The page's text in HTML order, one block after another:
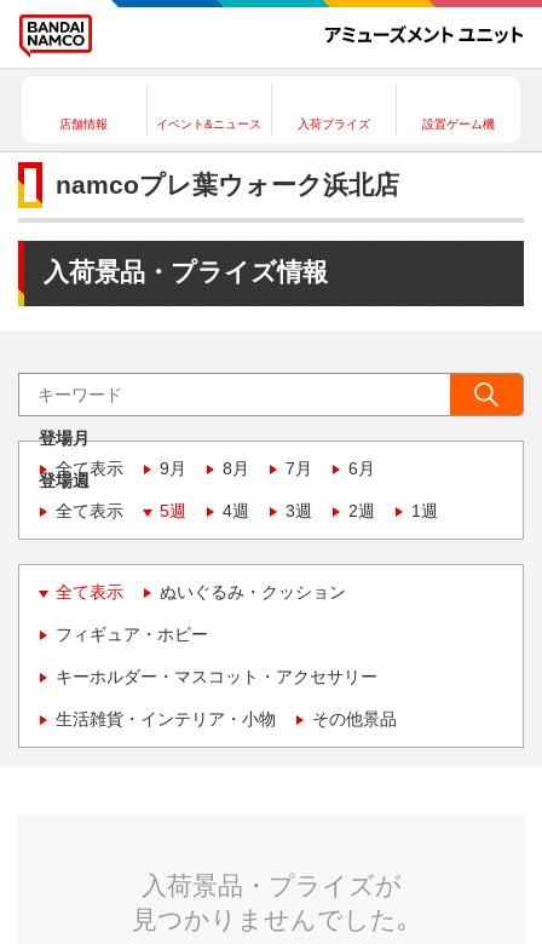
店舗情報 イベント&ニュース 入荷プライズ 設置ゲーム機
namcoプレ葉ウォーク浜北店
入荷景品・プライズ情報
登場月
全て表示
9月 8月 7月 6月
登場週
全て表示
5週 4週 3週 2週 1週
全て表示 ぬいぐるみ・クッション
フィギュア・ホビー
キーホルダー・マスコット・アクセサリー
生活雑貨・インテリア・小物 その他景品